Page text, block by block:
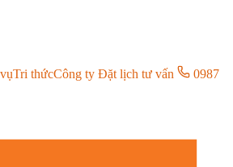
Tri thứcCông ty Đặt lịch tư vấn
0987